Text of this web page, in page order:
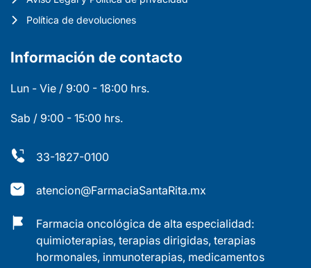
Política de devoluciones
Información de contacto
Lun - Vie / 9:00 - 18:00 hrs.
Sab / 9:00 - 15:00 hrs.
33-1827-0100
atencion@FarmaciaSantaRita.mx
Farmacia oncológica de alta especialidad:
quimioterapias, terapias dirigidas, terapias
hormonales, inmunoterapias, medicamentos